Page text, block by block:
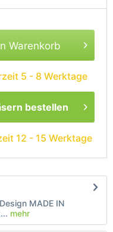
Warenkorb
5 - 8 Werktage
bestellen
12 - 15 Werktage
MADE IN
mehr